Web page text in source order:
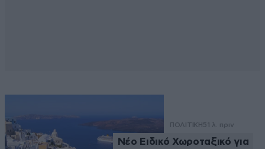
ΠΟΛΙΤΙΚΗ51 λ. πριν
Νέο Ειδικό Χωροταξικό για